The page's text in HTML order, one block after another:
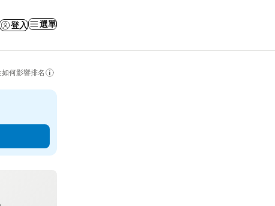
登入 選單
何影響排名